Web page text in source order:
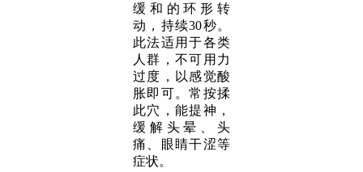
缓和的环形转
动，持续30秒。
此法适用于各类
人群，不可用力
过度，以感觉酸
胀即可。常按揉
此穴，能提神，
缓解头晕、头
痛、眼睛干涩等
症状。